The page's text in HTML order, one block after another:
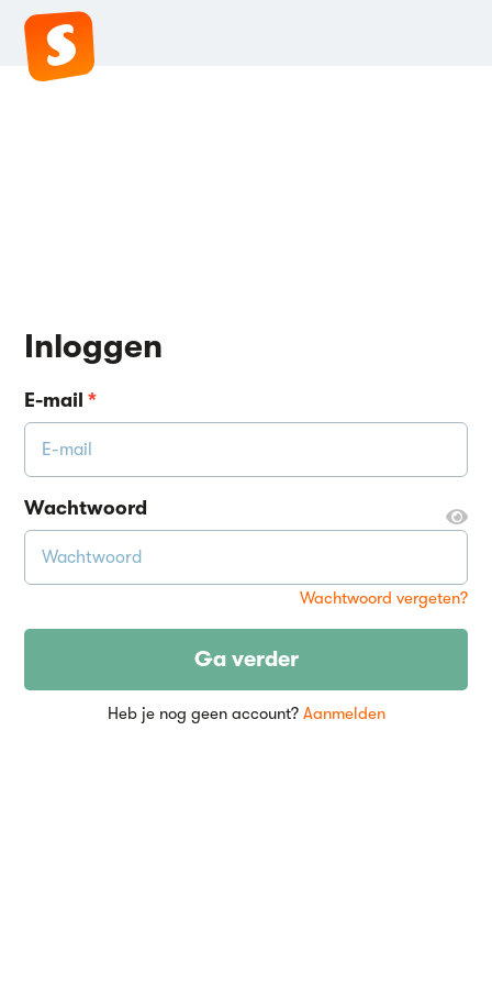
Inloggen
E-mail*
Wachtwoord
Wachtwoord vergeten?
Ga verder
Heb je nog geen account? Aanmelden